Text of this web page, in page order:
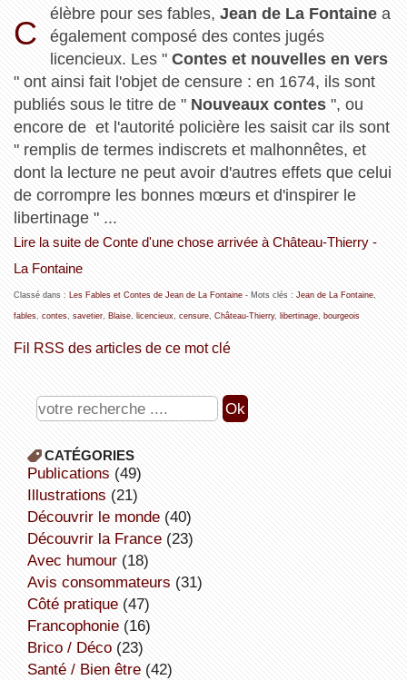
C
élèbre pour ses fables,Jean de La Fontaine a
également composé des contes jugés
licencieux. Les "Contes et nouvelles en vers
" ont ainsi fait l'objet de censure : en 1674, ils sont
publiés sous le titre de " Nouveaux contes", ou
encore de et l'autorité policière les saisit car ils sont
" remplis de termes indiscrets et malhonnêtes, et
dont la lecture ne peut avoir d'autres effets que celui
de corrompre les bonnes mœurs et d'inspirer le
libertinage " ...
Lire la suite de Conte d'une chose arrivée à Château-Thierry -
La Fontaine
Classé dans : Les Fables et Contes de Jean de La Fontaine- Mots clés : Jean de La Fontaine,
fables, contes, savetier, Blaise, licencieux, censure, Château-Thierry, libertinage, bourgeois
Fil RSS des articles de ce mot clé
CATÉGORIES
publications (49)
illustrations (21)
découvrir le monde(40)
découvrir la France(23)
avec humour(18)
avis consommateurs (31)
côté pratique(47)
Francophonie(16)
Brico / Déco(23)
Santé / Bien être(42)